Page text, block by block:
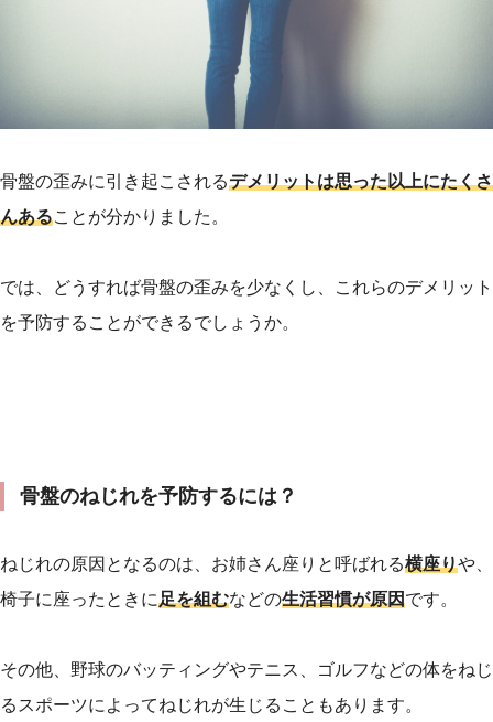
骨盤の歪みに引き起こされるデメリットは思った以上にたくさ
んあることが分かりました。
では、どうすれば骨盤の歪みを少なくし、これらのデメリット
を予防することができるでしょうか。
骨盤のねじれを予防するには？
ねじれの原因となるのは、お姉さん座りと呼ばれる横座りや、
椅子に座ったときに足を組むなどの生活習慣が原因です。
その他、野球のバッティングやテニス、ゴルフなどの体をねじ
るスポーツによってねじれが生じることもあります。